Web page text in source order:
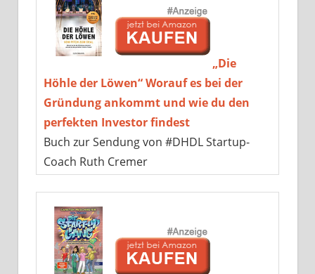
„Die
Höhle der Löwen“ Worauf es bei der
Gründung ankommt und wie du den
perfekten Investor findest
Buch zur Sendung von #DHDL Startup-
Coach Ruth Cremer